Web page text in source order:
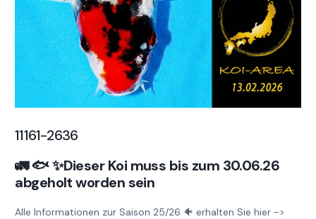
11161-2636
🚛 🐟 ✨Dieser Koi muss bis zum 30.06.26
abgeholt worden sein
Alle Informationen zur Saison 25/26 🐠 erhalten Sie hier ->